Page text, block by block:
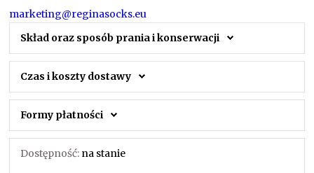
marketing@reginasocks.eu
Skład oraz sposób prania i konserwacji
Czas i koszty dostawy
Formy płatności
Dostępność: na stanie